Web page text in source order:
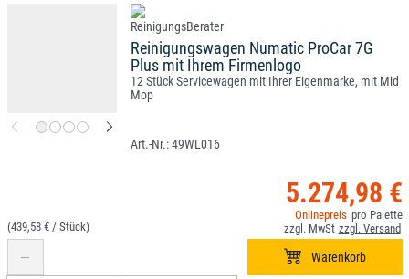
Reinigungswagen Numatic ProCar 7G
Plus mit Ihrem Firmenlogo
12 Stück Servicewagen mit Ihrer Eigenmarke, mit Mid
Mop
49WL016
5.274,98 €
(439,58 € / )